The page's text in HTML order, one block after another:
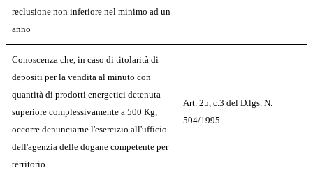
reclusione non inferiore nel minimo ad un
anno
Conoscenza che, in caso di titolarità di
depositi per la vendita al minuto con
quantità di prodotti energetici detenuta
superiore complessivamente a 500 Kg,
occorre denunciarne l'esercizio all'ufficio
dell'agenzia delle dogane competente per
territorio
Art. 25, c.3 del D.lgs. N.
504/1995